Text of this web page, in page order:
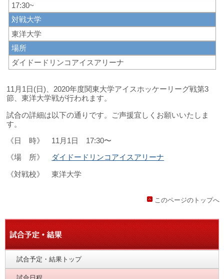
17:30~
対戦大学
東洋大学
場所
ダイドードリンコアイスアリーナ
11月1日(日)、2020年度関東大学アイスホッケーリーグ戦第3
節、東洋大学戦が行われます。
試合の詳細は以下の通りです。ご声援宜しくお願いいたしま
す。
《日 時》 11月1日 17:30〜
《場 所》
ダイドードリンコアイスアリーナ
《対戦校》 東洋大学
このページのトップへ
試合予定・結果トップ